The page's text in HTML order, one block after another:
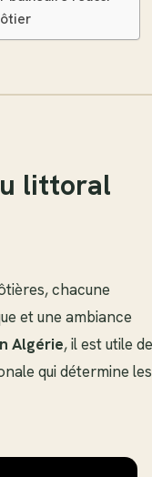
littoral
chacune
et une ambiance
Algérie, il est utile de
qui détermine les